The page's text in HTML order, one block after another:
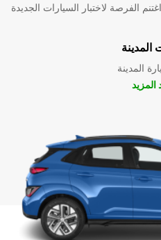
اغتنم الفرصة لاختبار السيارات الجديدة
المدينة
المدينة
المزيد